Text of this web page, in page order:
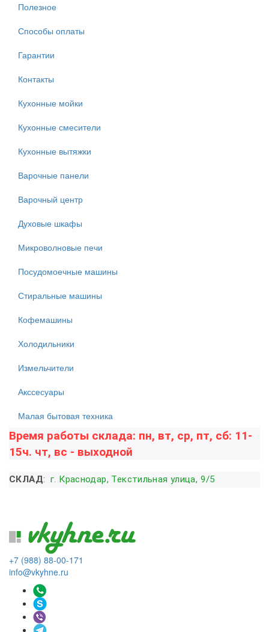
Полезное
Способы оплаты
Гарантии
Контакты
Кухонные мойки
Кухонные смесители
Кухонные вытяжки
Варочные панели
Варочный центр
Духовые шкафы
Микроволновые печи
Посудомоечные машины
Стиральные машины
Кофемашины
Холодильники
Измельчители
Акссесуары
Малая бытовая техника
Время работы склада: пн, вт, ср, пт, сб: 11-
15ч. чт, вс - выходной
СКЛАД: г. Краснодар, Текстильная улица, 9/5
+7 (988) 88-00-171
info@vkyhne.ru